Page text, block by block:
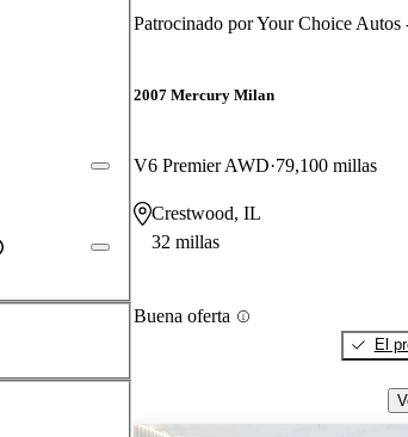
Patrocinado porYour Choice Autos
2007 Mercury Milan
V6 Premier AWD 79,100 millas
Crestwood, IL
32 millas
Buena oferta
El